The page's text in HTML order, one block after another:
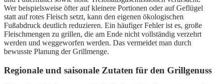
Wer beispielsweise öfter auf kleinere Portionen oder auf Geflügel
statt auf rotes Fleisch setzt, kann den eigenen ökologischen
Fußabdruck deutlich reduzieren. Ein häufiger Fehler ist es, große
Fleischmengen zu grillen, die am Ende nicht vollständig verzehrt
werden und weggeworfen werden. Das vermeidet man durch
bewusste Planung der Grillmenge.
Regionale und saisonale Zutaten für den Grillgenuss